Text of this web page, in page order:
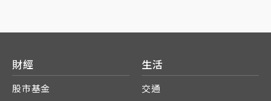
財經
股市基金
生活
交通